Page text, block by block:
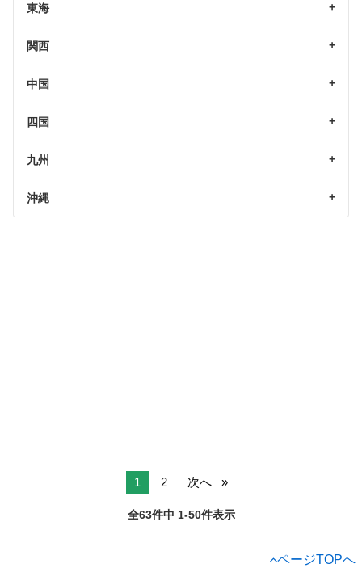
東海
関西
中国
四国
九州
沖縄
1 2 次へ
全63件中 1-50件表示
ページTOPへ